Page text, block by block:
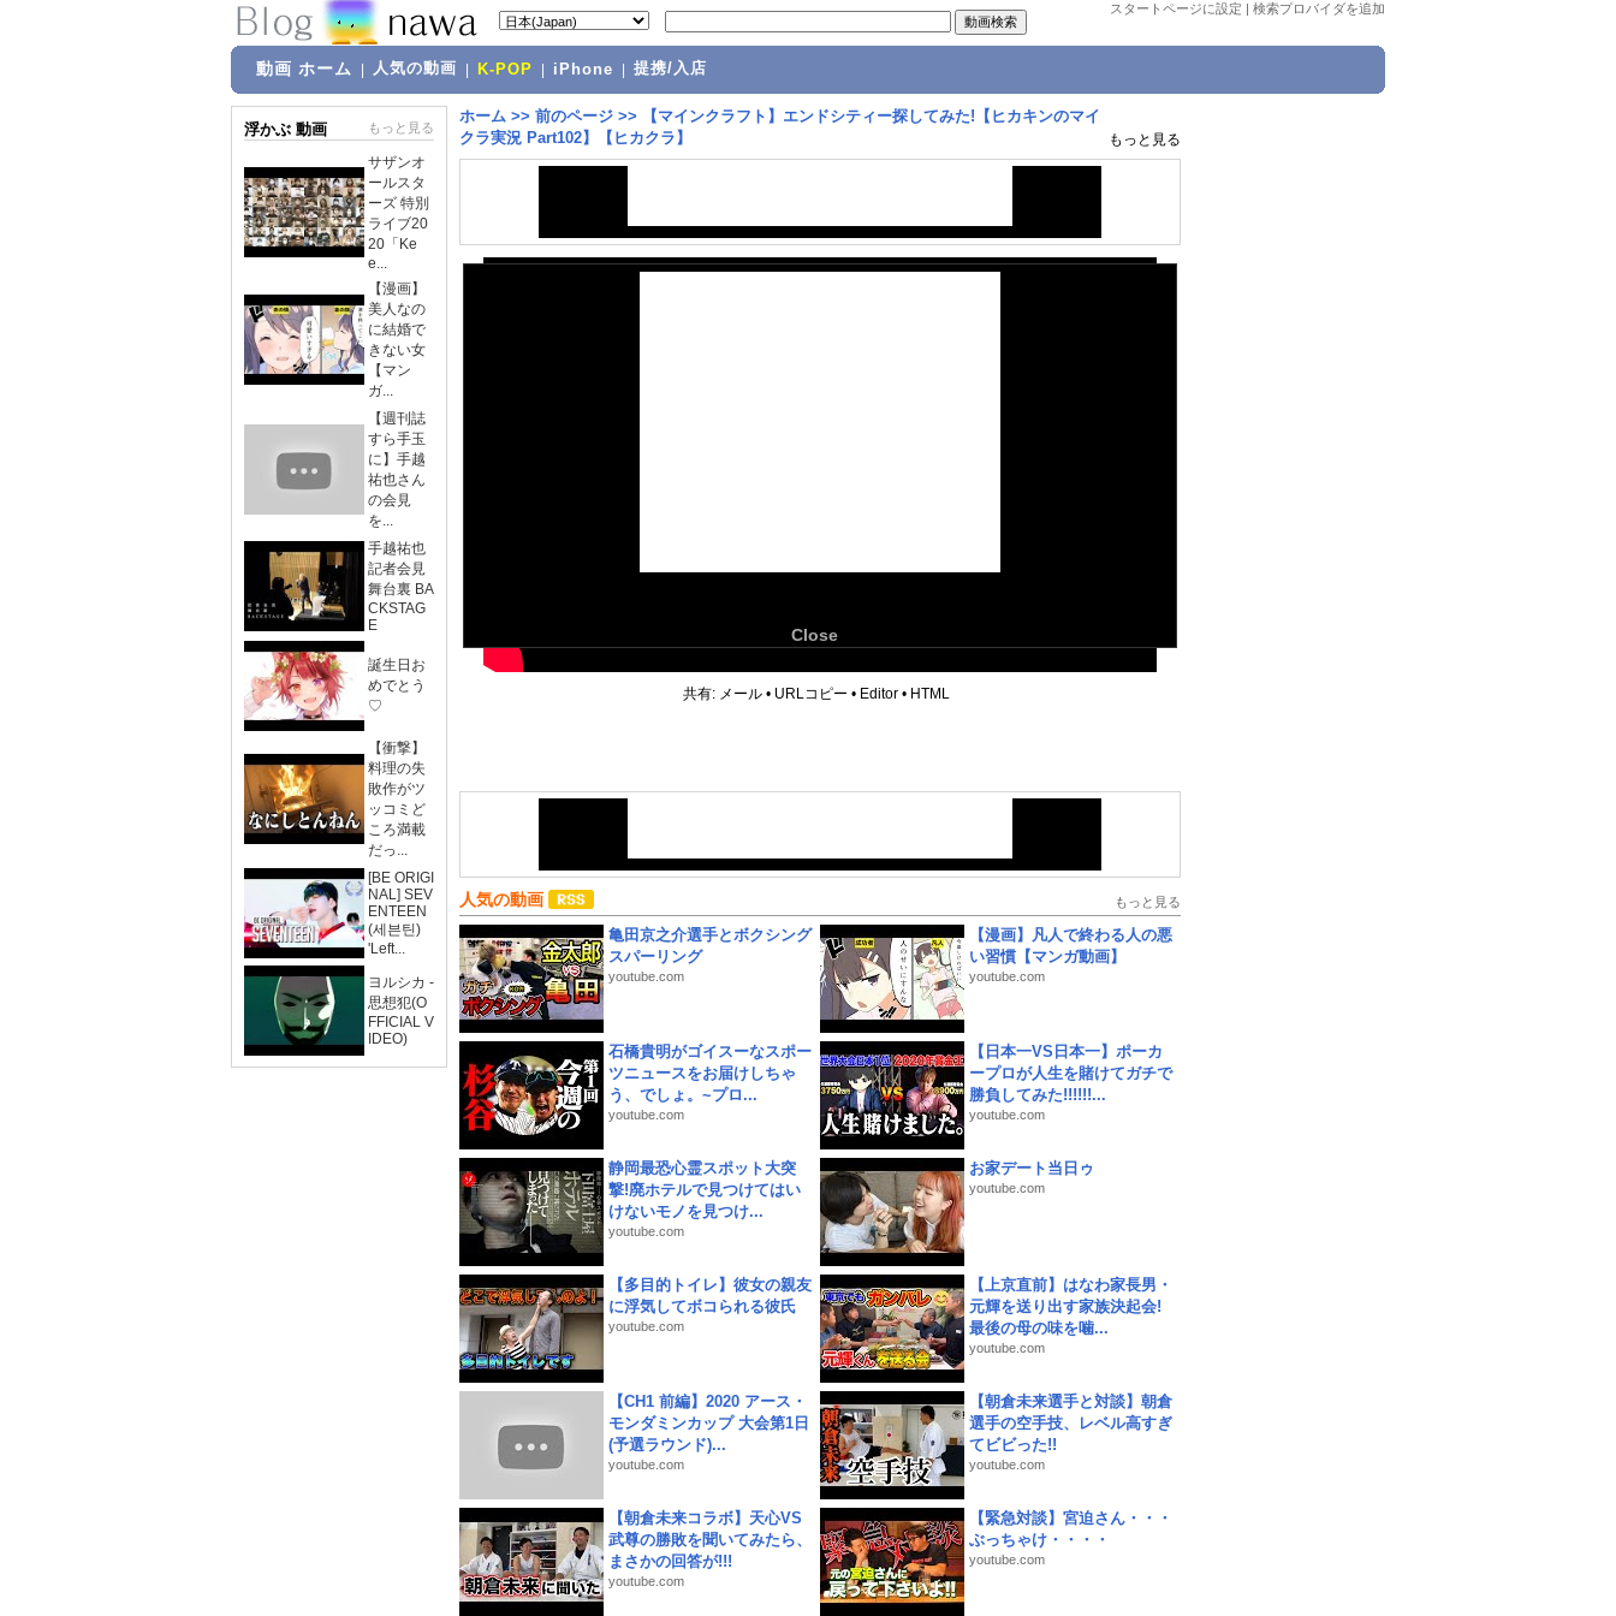
スタートページに設定 | 検索プロバイダを追加
動画 ホーム 人気の動画 K-POP iPhone 提携/入店
浮かぶ 動画 もっと見る
サザンオ
ールスタ
ーズ 特別
ライブ20
20「Ke
e...
【漫画】
美人なの
に結婚で
きない女
【マン
ガ...
【週刊誌
すら手玉
に】手越
祐也さん
の会見
を...
手越祐也
記者会見
舞台裏 BA
CKSTAG
E
誕生日お
めでとう
♡
【衝撃】
料理の失
敗作がツ
ッコミど
ころ満載
だっ...
[BE ORIGI
NAL] SEV
ENTEEN
(세븐틴)
'Left...
ヨルシカ -
思想犯(O
FFICIAL V
IDEO)
ホーム >> 前のページ >>
【マインクラフト】エンドシティー探してみた!【ヒカキンのマイ
クラ実況 Part102】【ヒカクラ】
もっと見る
Close
共有: メール • URLコピー • Editor • HTML
人気の動画 もっと見る
亀田京之介選手とボクシング
スパーリング
youtube.com
【漫画】凡人で終わる人の悪
い習慣【マンガ動画】
youtube.com
石橋貴明がゴイスーなスポー
ツニュースをお届けしちゃ
う、でしょ。~プロ...
youtube.com
【日本一VS日本一】ポーカ
ープロが人生を賭けてガチで
勝負してみた!!!!!!...
youtube.com
静岡最恐心霊スポット大突
撃!廃ホテルで見つけてはい
けないモノを見つけ...
youtube.com
お家デート当日ゥ
youtube.com
【多目的トイレ】彼女の親友
に浮気してボコられる彼氏
youtube.com
【上京直前】はなわ家長男・
元輝を送り出す家族決起会!
最後の母の味を噛...
youtube.com
【CH1 前編】2020 アース・
モンダミンカップ 大会第1日
(予選ラウンド)...
youtube.com
【朝倉未来選手と対談】朝倉
選手の空手技、レベル高すぎ
てビビった!!
youtube.com
【朝倉未来コラボ】天心VS
武尊の勝敗を聞いてみたら、
まさかの回答が!!!
youtube.com
【緊急対談】宮迫さん・・・
ぶっちゃけ・・・・
youtube.com